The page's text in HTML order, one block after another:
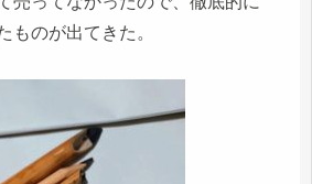
ものが出てきた。